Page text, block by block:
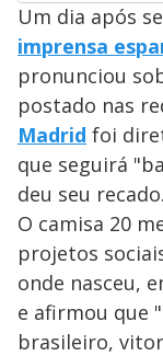
Um dia após
imprensa
pronunciou
postado nas
Madrid foi
que seguirá
deu seu recado.
O camisa 20
projetos
onde nasceu,
e afirmou que
brasileiro,